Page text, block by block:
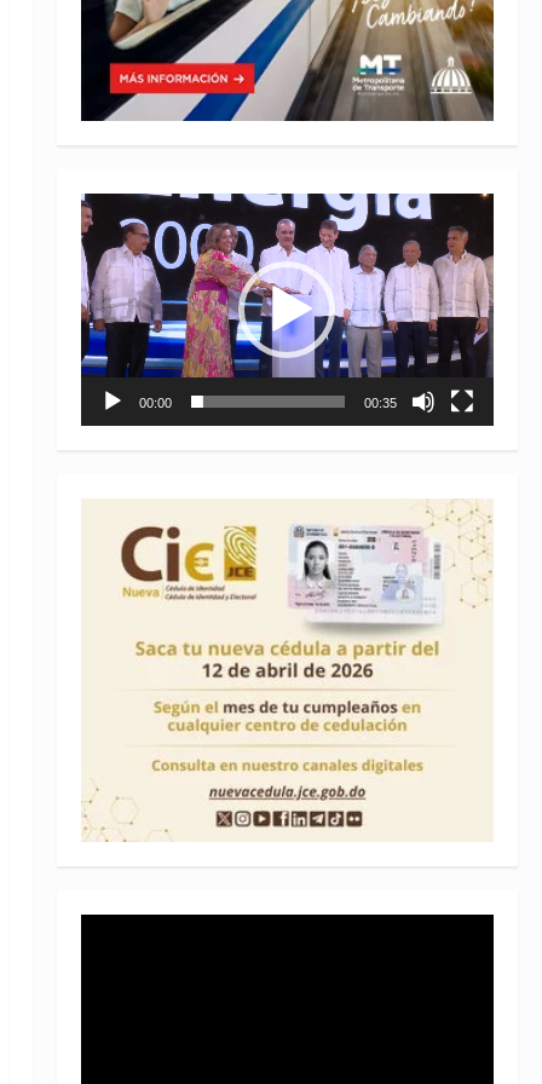
Reproductor
de
vídeo
00:00 00:35